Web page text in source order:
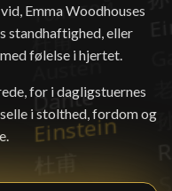
Emma Woodhouses
standhaftighed, eller
følelse i hjertet.
for i dagligstuernes
i stolthed, fordom og